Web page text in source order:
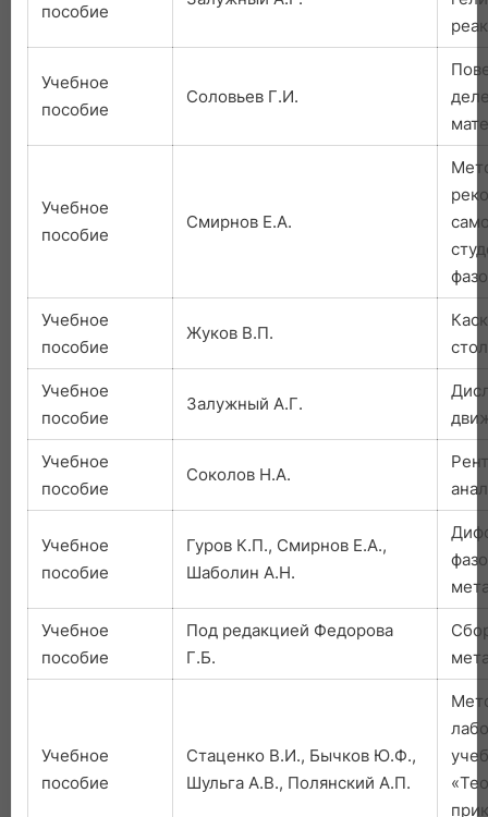
пособие
Учебное
пособие
Соловьев Г.И.
Учебное
пособие
Смирнов Е.А.
Учебное
пособие
Жуков В.П.
Учебное
пособие
Залужный А.Г.
Учебное
пособие
Соколов Н.А.
Учебное
пособие
Гуров К.П., Смирнов Е.А.,
Шаболин А.Н.
Учебное
пособие
Под редакцией Федорова
Г.Б.
Учебное
пособие
Стаценко В.И., Бычков Ю.Ф.,
Шульга А.В., Полянский А.П.